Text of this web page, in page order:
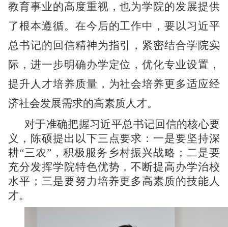
教育事业的高度重视，也为学院的发展提供
了根本遵循。在今后的工作中，要以习近平
总书记的回信精神为指引，紧密结合学院实
际，进一步明确办学定位，优化专业设置，
提升人才培养质量，为社会培养更多适应经
济社会发展需求的高素质人才。
对于准确把握习近平总书记回信的核心要
义，陈硕提出以下三点要求：一是要坚持深
耕“三农”，积极服务乡村振兴战略；二是要
充分发挥学院特色优势，不断提高办学治校
水平；三是要努力培养更多高素质的技能人
才。